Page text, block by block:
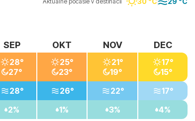
SEP
28°
27°
28°
2%
OKT
25°
23°
26°
1%
NOV
21°
19°
22°
3%
DEC
17°
15°
17°
4%